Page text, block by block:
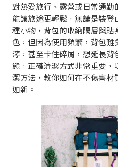
對熱愛旅行、露營或日常通勤
能讓旅途更輕鬆，無論是裝
種小物，背包的收納隔層與貼
色，但因為使用頻繁，背包難
濘，甚至卡住碎屑，想延長背
態，正確清潔方式非常重要，
潔方法，教你如何在不傷害
如新。